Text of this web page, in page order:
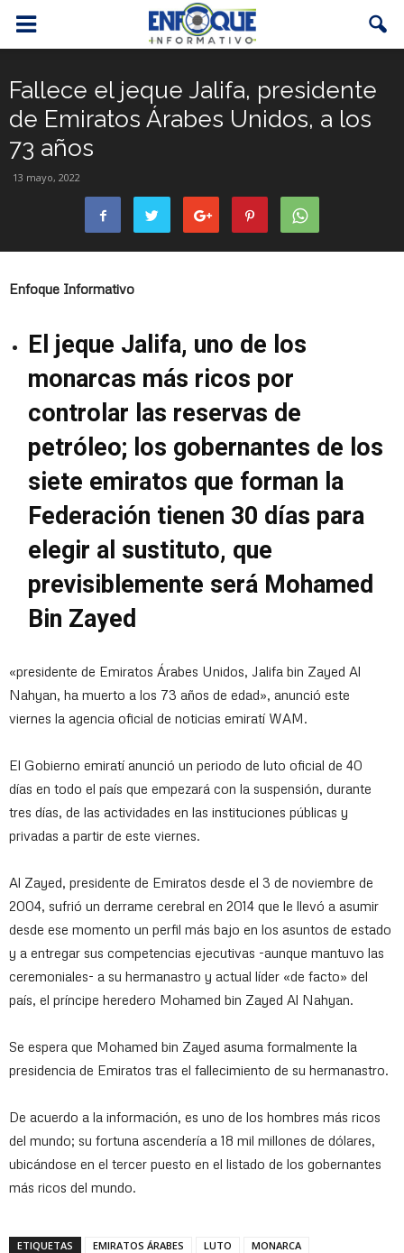
Fallece el jeque Jalifa, presidente
de Emiratos Árabes Unidos, a los
73 años
13 mayo, 2022
Enfoque Informativo
El jeque Jalifa, uno de los
monarcas más ricos por
controlar las reservas de
petróleo; los gobernantes de los
siete emiratos que forman la
Federación tienen 30 días para
elegir al sustituto, que
previsiblemente será Mohamed
Bin Zayed
«presidente de Emiratos Árabes Unidos, Jalifa bin Zayed Al
Nahyan, ha muerto a los 73 años de edad», anunció este
viernes la agencia oficial de noticias emiratí WAM.
El Gobierno emiratí anunció un periodo de luto oficial de 40
días en todo el país que empezará con la suspensión, durante
tres días, de las actividades en las instituciones públicas y
privadas a partir de este viernes.
Al Zayed, presidente de Emiratos desde el 3 de noviembre de
2004, sufrió un derrame cerebral en 2014 que le llevó a asumir
desde ese momento un perfil más bajo en los asuntos de estado
y a entregar sus competencias ejecutivas -aunque mantuvo las
ceremoniales- a su hermanastro y actual líder «de facto» del
país, el príncipe heredero Mohamed bin Zayed Al Nahyan.
Se espera que Mohamed bin Zayed asuma formalmente la
presidencia de Emiratos tras el fallecimiento de su hermanastro.
De acuerdo a la información, es uno de los hombres más ricos
del mundo; su fortuna ascendería a 18 mil millones de dólares,
ubicándose en el tercer puesto en el listado de los gobernantes
más ricos del mundo.
ETIQUETAS EMIRATOS ÁRABES LUTO MONARCA